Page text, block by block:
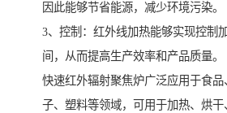
因此能够节省能源，减少环境污染。
3、控制：红外线加热能够实现控制
间，从而提高生产效率和产品质量。
快速红外辐射聚焦炉广泛应用于食
子、塑料等领域，可用于加热、烘